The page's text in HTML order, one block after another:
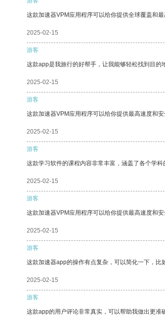
这款加速器VPM应用程序可以给你提供全球覆盖和最
2025-02-15
游客
这款app是我旅行的好帮手，让我能够轻松找到目的
2025-02-15
游客
这款加速器VPM应用程序可以给你提供最高速度和安
2025-02-15
游客
这款学习软件的课程内容非常丰富，涵盖了各个学
2025-02-15
游客
这款加速器VPM应用程序可以给你提供最高速度和
2025-02-15
游客
这款加速器app的操作有点复杂，可以简化一下，比
2025-02-15
游客
这款app的用户评论非常真实，可以帮助我做出更准